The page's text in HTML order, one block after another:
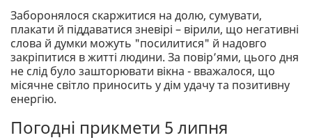
Заборонялося скаржитися на долю, сумувати,
плакати й піддаватися зневірі – вірили, що негативні
слова й думки можуть "посилитися" й надовго
закріпитися в житті людини. За повір’ями, цього дня
не слід було зашторювати вікна - вважалося, що
місячне світло приносить у дім удачу та позитивну
енергію.
Погодні прикмети 5 липня